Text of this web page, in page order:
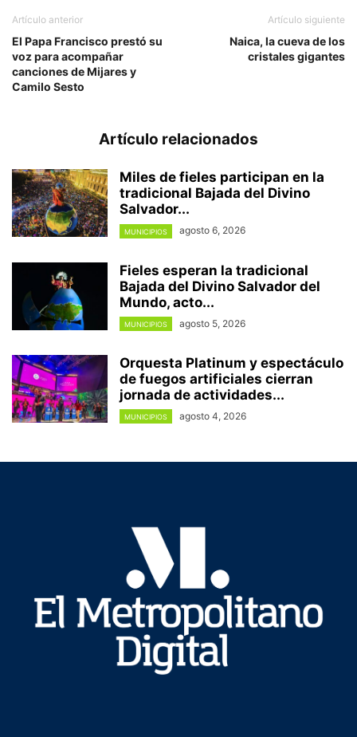
Artículo anterior
El Papa Francisco prestó su
voz para acompañar
canciones de Mijares y
Camilo Sesto
Artículo siguiente
Naica, la cueva de los
cristales gigantes
Artículo relacionados
Miles de fieles participan en la
tradicional Bajada del Divino
Salvador...
MUNICIPIOS agosto 6, 2026
Fieles esperan la tradicional
Bajada del Divino Salvador del
Mundo, acto...
MUNICIPIOS agosto 5, 2026
Orquesta Platinum y espectáculo
de fuegos artificiales cierran
jornada de actividades...
MUNICIPIOS agosto 4, 2026